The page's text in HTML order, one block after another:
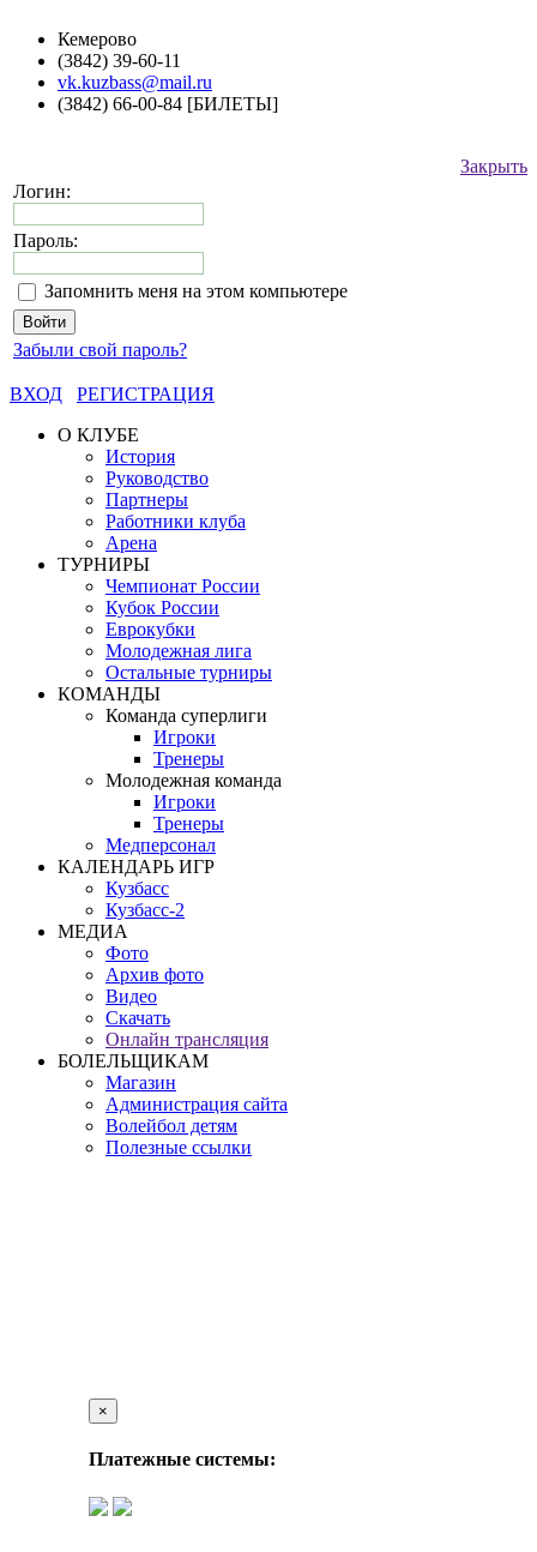
Кемерово
(3842) 39-60-11
vk.kuzbass@mail.ru
(3842) 66-00-84 [БИЛЕТЫ]
Закрыть
Логин:
Пароль:
Запомнить меня на этом компьютере
Забыли свой пароль?
ВХОД
РЕГИСТРАЦИЯ
О КЛУБЕ
История
Руководство
Партнеры
Работники клуба
Арена
ТУРНИРЫ
Чемпионат России
Кубок России
Еврокубки
Молодежная лига
Остальные турниры
КОМАНДЫ
Команда суперлиги
Игроки
Тренеры
Молодежная команда
Игроки
Тренеры
Медперсонал
КАЛЕНДАРЬ ИГР
Кузбасс
Кузбасс-2
МЕДИА
Фото
Архив фото
Видео
Скачать
Онлайн трансляция
БОЛЕЛЬЩИКАМ
Магазин
Администрация сайта
Волейбол детям
Полезные ссылки
×
Платежные системы: